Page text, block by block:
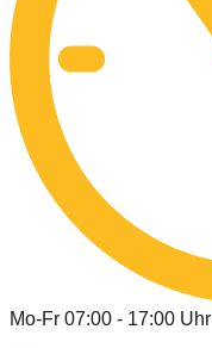
Mo-Fr 07:00 - 17:00 Uhr